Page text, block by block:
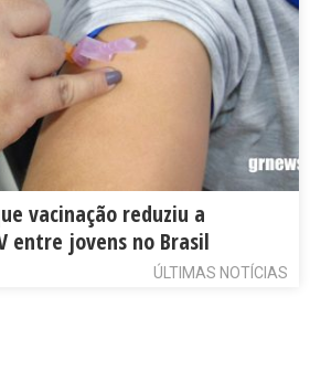
vacinação reduziu a
entre jovens no Brasil
ÚLTIMAS NOTÍCIAS